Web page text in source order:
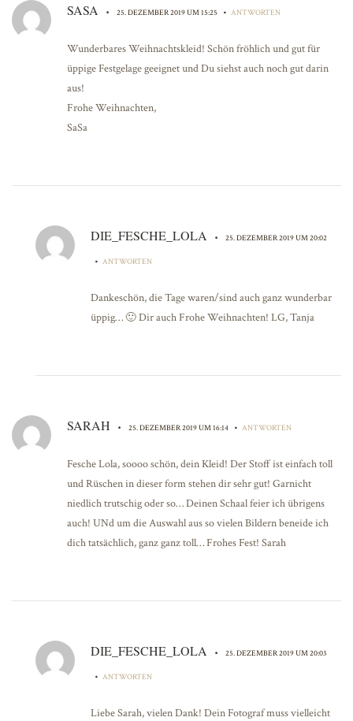
SASA • 25. DEZEMBER 2019 UM 15:25 • ANTWORTEN
Wunderbares Weihnachtskleid! Schön fröhlich und gut für
üppige Festgelage geeignet und Du siehst auch noch gut darin
aus!
Frohe Weihnachten,
SaSa
DIE_FESCHE_LOLA • 25. DEZEMBER 2019 UM 20:02
• ANTWORTEN
Dankeschön, die Tage waren/sind auch ganz wunderbar
üppig… 🙂 Dir auch Frohe Weihnachten! LG, Tanja
SARAH • 25. DEZEMBER 2019 UM 16:14 • ANTWORTEN
Fesche Lola, soooo schön, dein Kleid! Der Stoff ist einfach toll
und Rüschen in dieser form stehen dir sehr gut! Garnicht
niedlich trutschig oder so… Deinen Schaal feier ich übrigens
auch! UNd um die Auswahl aus so vielen Bildern beneide ich
dich tatsächlich, ganz ganz toll… Frohes Fest! Sarah
DIE_FESCHE_LOLA • 25. DEZEMBER 2019 UM 20:03
• ANTWORTEN
Liebe Sarah, vielen Dank! Dein Fotograf muss vielleicht